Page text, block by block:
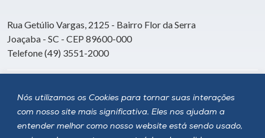
Nós utilizamos os Cookies para tornar suas interações
com nosso site mais significativa. Eles nos ajudam a
entender melhor como nosso website está sendo usado,
Rua Getúlio Vargas, 2125 - Bairro Flor da Serra
Joaçaba - SC - CEP 89600-000
Telefone (49) 3551-2000
Siga a Unoesc